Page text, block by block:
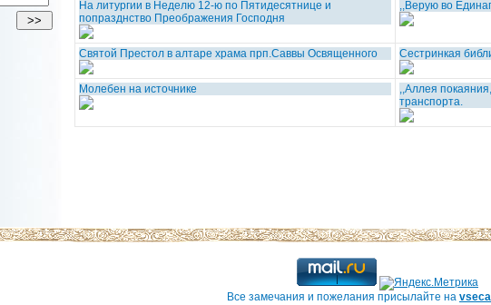
На литургии в Неделю 12-ю по Пятидесятнице и
попразднство Преображения Господня
,,Верую во
Святой Престол в алтаре храма прп.Саввы Освященного Сестринкая
Молебен на источнике
,,Аллея
транспорта.
Все замечания и пожелания присылайте на